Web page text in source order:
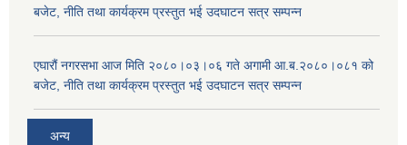
बजेट, नीति तथा कार्यक्रम प्रस्तुत भई उदघाटन सत्र सम्पन्न
एघारौं नगरसभा आज मिति २०८०।०३।०६ गते अगामी आ.ब.२०८०।०८१ को
बजेट, नीति तथा कार्यक्रम प्रस्तुत भई उदघाटन सत्र सम्पन्न
अन्य